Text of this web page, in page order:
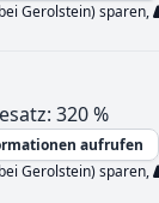
Gerolstein) sparen,
320 %
aufrufen
Gerolstein) sparen,